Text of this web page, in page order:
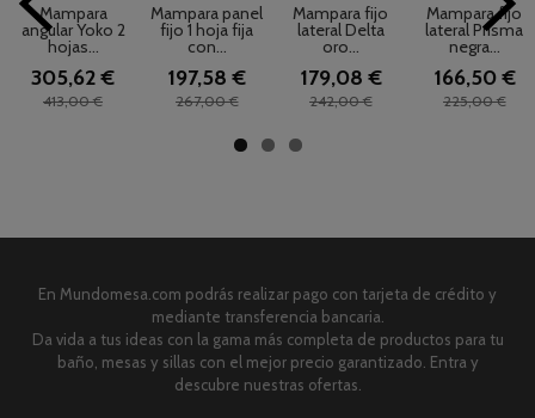
Mampara
angular Yoko 2
hojas...
305,62 €
413,00 €
Mampara panel
fijo 1 hoja fija
con...
197,58 €
267,00 €
Mampara fijo
lateral Delta
oro...
179,08 €
242,00 €
Mampara fijo
lateral Prisma
negra...
166,50 €
225,00 €
En Mundomesa.com podrás realizar pago con tarjeta de crédito y
mediante transferencia bancaria.
Da vida a tus ideas con la gama más completa de productos para tu
baño, mesas y sillas con el mejor precio garantizado. Entra y
descubre nuestras ofertas.